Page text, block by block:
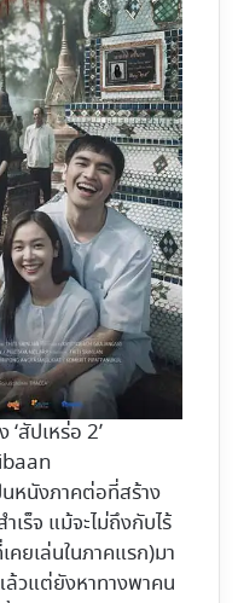
‘สัปเหร่อ 2’
นหนังภาคต่อที่สร้าง
เร็จ แม้จะไม่ถึงกับไร้
ยเล่นในภาคแรก)มา
ล้วแต่ยังหาทางพาคน